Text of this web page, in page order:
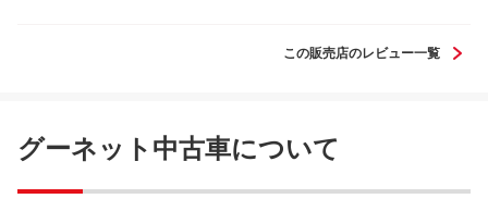
この販売店のレビュー一覧
グーネット中古車について